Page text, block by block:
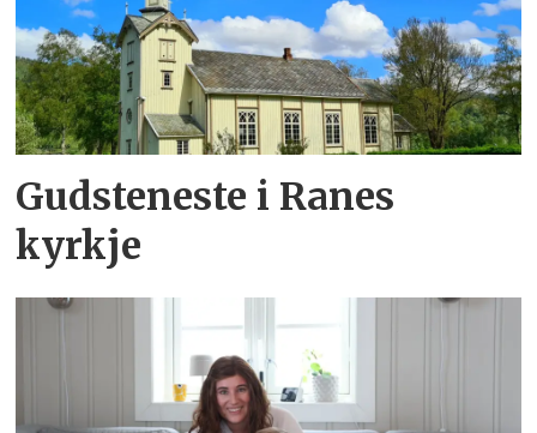
Gudsteneste i Ranes
kyrkje